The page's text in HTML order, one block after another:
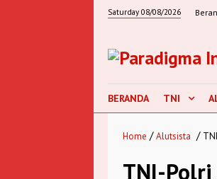
Saturday 08/08/2026
BERANDA TNI
Home / Alutsista /
TNI-Polri